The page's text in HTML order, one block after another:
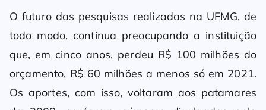
O futuro das pesquisas realizadas na UFMG, de
todo modo, continua preocupando a instituição
que, em cinco anos, perdeu R$ 100 milhões do
orçamento, R$ 60 milhões a menos só em 2021.
Os aportes, com isso, voltaram aos patamares